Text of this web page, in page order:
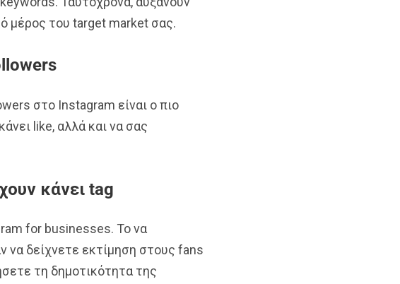
μέρος του target market σας.
στο Instagram είναι ο πιο
like, αλλά και να σας
κάνει tag
for businesses. Το να
να δείχνετε εκτίμηση στους fans
τη δημοτικότητα της